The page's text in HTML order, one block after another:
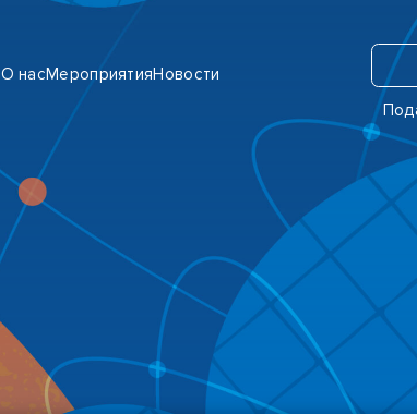
О насМероприятияНовости